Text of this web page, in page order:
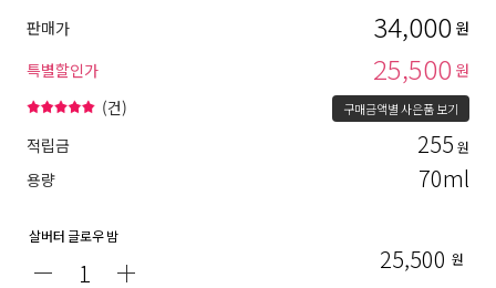
판매가 34,000 원
특별할인가
25,500 원
(건) 구매금액별 사은품 보기
적립금 255 원
용량 70ml
살버터 글로우 밤
25,500 원